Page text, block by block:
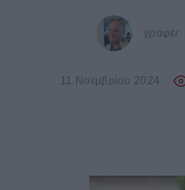
γράφει:
11 Νοεμβρίου 2024